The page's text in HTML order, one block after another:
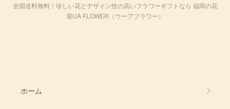
全国送料無料！珍しい花とデザイン性の高いフラワーギフトなら 福岡の花
屋UA FLOWER（ウーアフラワー）
ホーム